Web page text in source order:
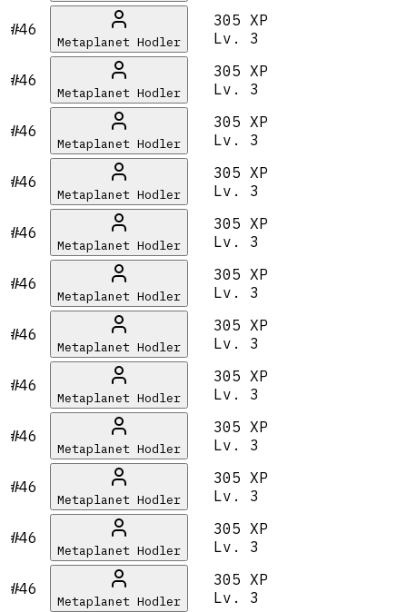
#46
Metaplanet Hodler
305 XP
Lv. 3
#46
Metaplanet Hodler
305 XP
Lv. 3
#46
Metaplanet Hodler
305 XP
Lv. 3
#46
Metaplanet Hodler
305 XP
Lv. 3
#46
Metaplanet Hodler
305 XP
Lv. 3
#46
Metaplanet Hodler
305 XP
Lv. 3
#46
Metaplanet Hodler
305 XP
Lv. 3
#46
Metaplanet Hodler
305 XP
Lv. 3
#46
Metaplanet Hodler
305 XP
Lv. 3
#46
Metaplanet Hodler
305 XP
Lv. 3
#46
Metaplanet Hodler
305 XP
Lv. 3
#46
Metaplanet Hodler
305 XP
Lv. 3